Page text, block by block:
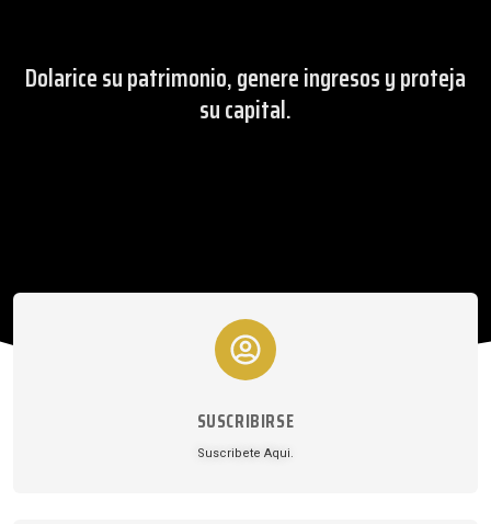
Dolarice su patrimonio, genere ingresos y proteja
su capital.
SUSCRIBIRSE
Suscribete Aqui.